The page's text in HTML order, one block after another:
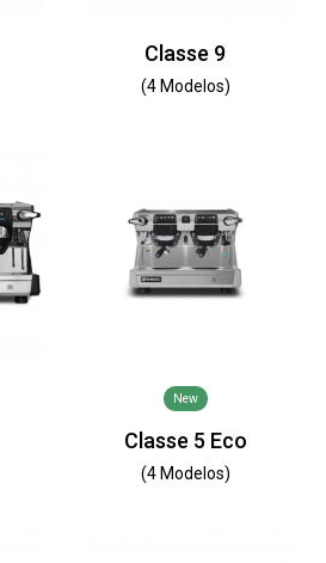
Classe 9
(4 Modelos)
New
Classe 5 Eco
(4 Modelos)